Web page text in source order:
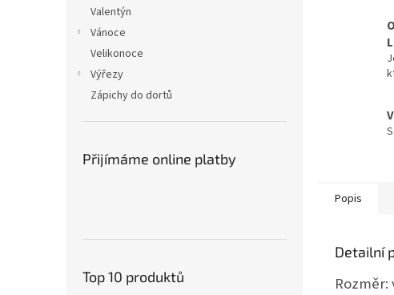
Valentýn
Vánoce
Velikonoce
Výřezy
Zápichy do dortů
Přijímáme online platby
Top 10 produktů
Popis
Detailní
Rozměr: